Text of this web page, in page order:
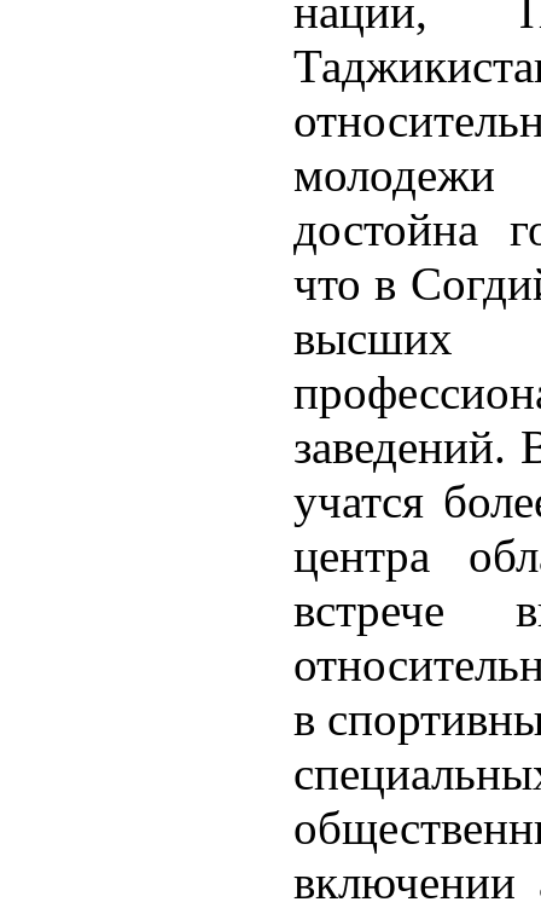
нации,
молодежи
достойна
что в
высших
заведений.
учатся
центра
встрече
в
включении